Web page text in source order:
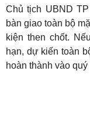
Chủ tịch UBND
bàn giao toàn bộ
kiện then chốt.
hạn, dự kiến toàn
hoàn thành vào quý